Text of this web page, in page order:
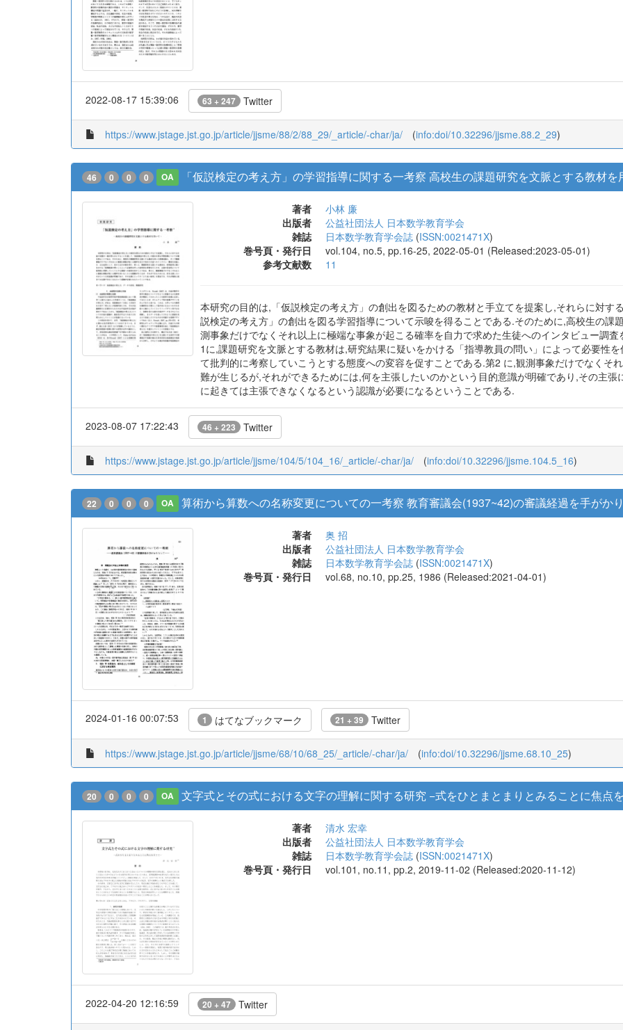
2022-08-17 15:39:06 63 + 247 Twitter
https://www.jstage.jst.go.jp/article/jjsme/88/2/88_29/_article/-char/ja/ (info:doi/10.32296/jjsme.88.2_29)
46 0 0 0 OA 「仮説検定の考え方」の学習指導に関する一考察 高校生の課題研究を文脈とする教材を
著者
小林 廉
出版者
公益社団法人 日本数学教育学会
雑誌
日本数学教育学会誌 (ISSN:0021471X)
巻号頁・発行日
vol.104, no.5, pp.16-25, 2022-05-01 (Released:2023-05-01)
参考文献数
11
本研究の目的は,「仮説検定の考え方」の創出を図るための教材と手立てを提案し,それらに対す
説検定の考え方」の創出を図る学習指導について示唆を得ることである.そのために,高校生の課
測事象だけでなくそれ以上に極端な事象が起こる確率を自力で求めた生徒へのインタビュー調
1に,課題研究を文脈とする教材は,研究結果に疑いをかける「指導教員の問い」によって必要性
て批判的に考察していこうとする態度への変容を促すことである.第2 に,観測事象だけでなくそ
難が生じるが,それができるためには,何を主張したいのかという目的意識が明確であり,その主
に起きては主張できなくなるという認識が必要になるということである.
2023-08-07 17:22:43 46 + 223 Twitter
https://www.jstage.jst.go.jp/article/jjsme/104/5/104_16/_article/-char/ja/ (info:doi/10.32296/jjsme.104.5_16)
22 0 0 0 OA 算術から算数への名称変更についての一考察 教育審議会(1937~42)の審議経過を手がか
著者
奥 招
出版者
公益社団法人 日本数学教育学会
雑誌
日本数学教育学会誌 (ISSN:0021471X)
巻号頁・発行日
vol.68, no.10, pp.25, 1986 (Released:2021-04-01)
2024-01-16 00:07:53 1 はてなブックマーク 21 + 39 Twitter
https://www.jstage.jst.go.jp/article/jjsme/68/10/68_25/_article/-char/ja/ (info:doi/10.32296/jjsme.68.10_25)
20 0 0 0 OA 文字式とその式における文字の理解に関する研究 −式をひとまとまりとみることに焦点
著者
清水 宏幸
出版者
公益社団法人 日本数学教育学会
雑誌
日本数学教育学会誌 (ISSN:0021471X)
巻号頁・発行日
vol.101, no.11, pp.2, 2019-11-02 (Released:2020-11-12)
2022-04-20 12:16:59 20 + 47 Twitter